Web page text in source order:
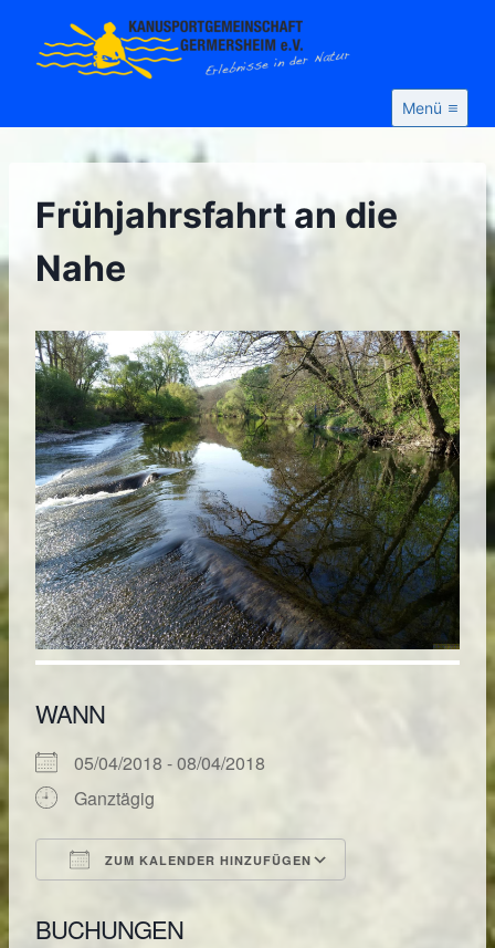
Inhalt
springen
Menü
Frühjahrsfahrt an die
Nahe
WANN
05/04/2018 - 08/04/2018
Ganztägig
ZUM KALENDER HINZUFÜGEN
BUCHUNGEN